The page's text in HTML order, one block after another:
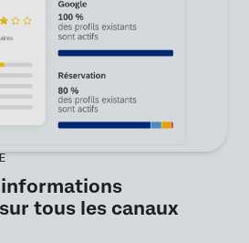
informations
tous les canaux